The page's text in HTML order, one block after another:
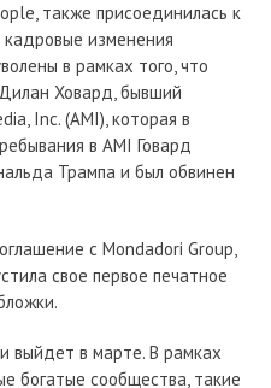
также присоединилась к
кадровые изменения
в рамках того, что
Дилан Ховард, бывший
Inc. (AMI), которая в
в AMI Говард
Трампа и был обвинен
с Mondadori Group,
свое первое печатное
выйдет в марте. В рамках
богатые сообщества, такие